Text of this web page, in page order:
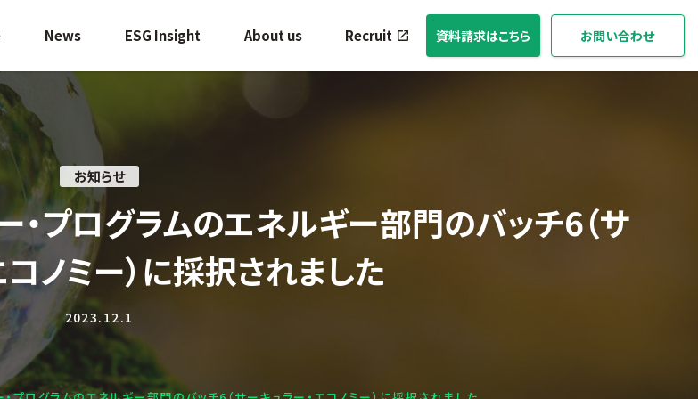
News ESG Insight About us Recruit 資料請求はこちら お問い合わせ
お知らせ
プログラムのエネルギー部門のバッチ6（サ
コノミー）に採択されました
2023.12.1